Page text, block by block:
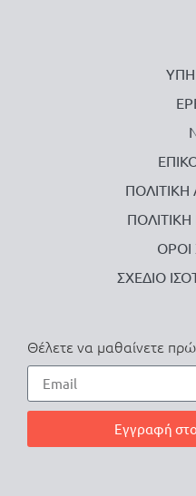
ΣΧΕΔΙΟ
Θέλετε να μαθαίνετε
Εγγραφή